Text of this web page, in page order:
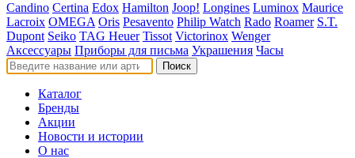
Candino Certina Edox Hamilton Joop! Longines Luminox Maurice
Lacroix OMEGA Oris Pesavento Philip Watch Rado Roamer S.T.
Dupont Seiko TAG Heuer Tissot Victorinox Wenger
Аксессуары Приборы для письма Украшения Часы
Поиск
Каталог
Бренды
Акции
Новости и истории
О нас